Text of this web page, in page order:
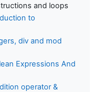
and loops
to
div and mod
Expressions And
operator &